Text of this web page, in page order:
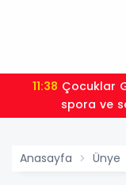
11:38
spora ve
Anasayfa Ünye